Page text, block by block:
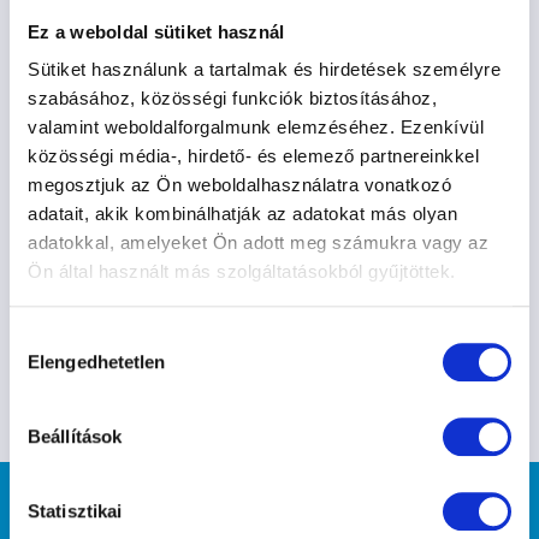
Ez a weboldal sütiket használ
Sütiket használunk a tartalmak és hirdetések személyre
szabásához, közösségi funkciók biztosításához,
valamint weboldalforgalmunk elemzéséhez. Ezenkívül
közösségi média-, hirdető- és elemező partnereinkkel
megosztjuk az Ön weboldalhasználatra vonatkozó
adatait, akik kombinálhatják az adatokat más olyan
adatokkal, amelyeket Ön adott meg számukra vagy az
Ön által használt más szolgáltatásokból gyűjtöttek.
kiválasztása
Elengedhetetlen
Beállítások
Statisztikai
Kívül: 75 x 50 cm
M
Belül: 40 x 30 cm
Kívül: 55 x 45 cm
L
Belül: 35 x 22 cm